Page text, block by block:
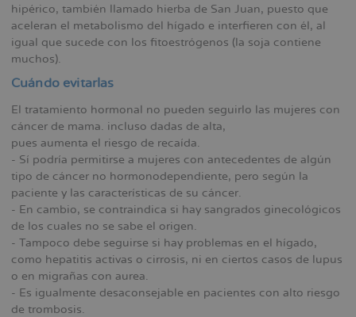
hipérico, también llamado hierba de San Juan, puesto que
aceleran el metabolismo del hígado e interfieren con él, al
igual que sucede con los fitoestrógenos (la soja contiene
muchos).
Cuándo evitarlas
El tratamiento hormonal no pueden seguirlo las mujeres con
cáncer de mama. incluso dadas de alta,
pues aumenta el riesgo de recaída.
- Sí podría permitirse a mujeres con antecedentes de algún
tipo de cáncer no hormonodependiente, pero según la
paciente y las características de su cáncer.
- En cambio, se contraindica si hay sangrados ginecológicos
de los cuales no se sabe el origen.
- Tampoco debe seguirse si hay problemas en el hígado,
como hepatitis activas o cirrosis, ni en ciertos casos de lupus
o en migrañas con aurea.
- Es igualmente desaconsejable en pacientes con alto riesgo
de trombosis.